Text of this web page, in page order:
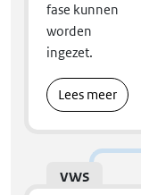
fase kunnen
worden
ingezet.
Lees meer
VWS